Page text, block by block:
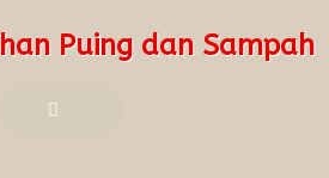
Puing dan Sampah